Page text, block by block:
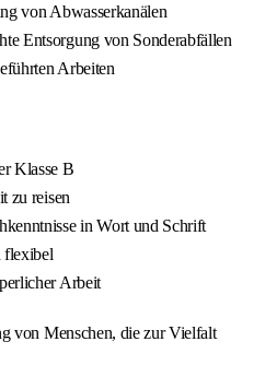
von Abwasserkanälen
Entsorgung von Sonderabfällen
Arbeiten
Klasse B
zu reisen
in Wort und Schrift
flexibel
Arbeit
von Menschen, die zur Vielfalt